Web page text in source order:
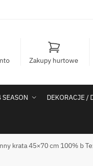
Zakupy hurtowe
SEASON DEKORACJE /
krata 45×70 cm 100% b